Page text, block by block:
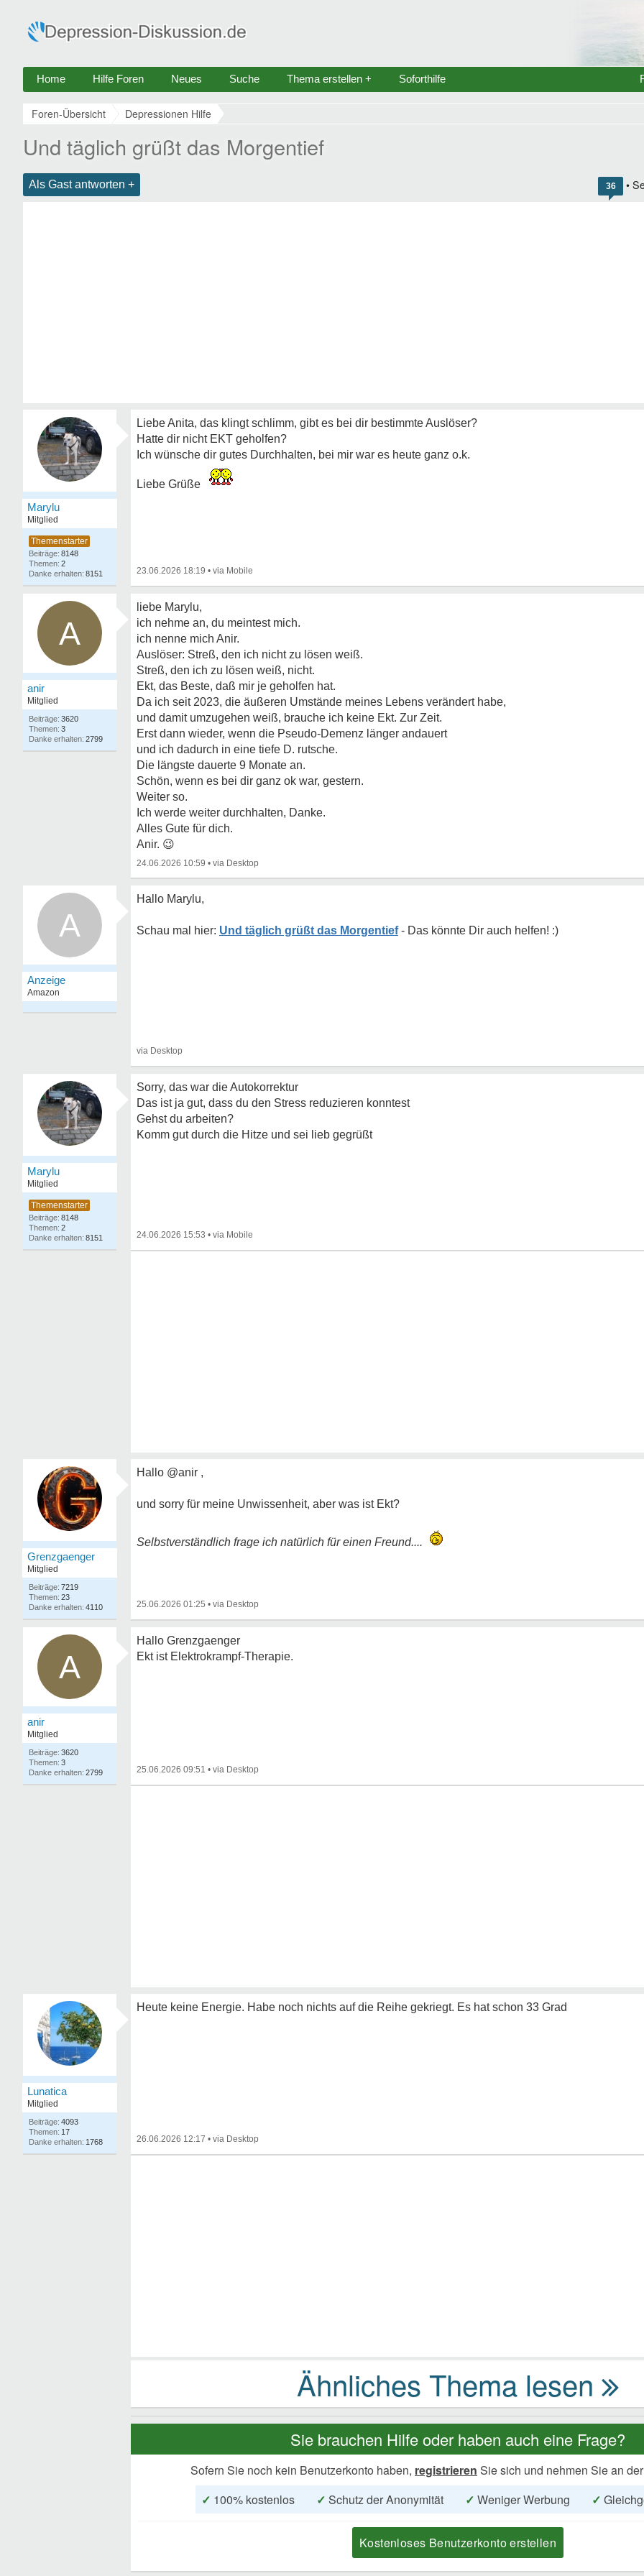
Home Hilfe Foren Neues Suche Thema erstellen + Soforthilfe
Foren-Übersicht Depressionen Hilfe
Und täglich grüßt das Morgentief
Als Gast antworten + 36 •
Marylu
Mitglied
8148
2
8151
Liebe Anita, das klingt schlimm, gibt es bei dir bestimmte Auslöser?
Hatte dir nicht EKT geholfen?
Ich wünsche dir gutes Durchhalten, bei mir war es heute ganz o.k.
Liebe Grüße
23.06.2026 18:19 •
A
anir
Mitglied
3620
3
2799
liebe Marylu,
ich nehme an, du meintest mich.
ich nenne mich Anir.
Auslöser: Streß, den ich nicht zu lösen weiß.
Streß, den ich zu lösen weiß, nicht.
Ekt, das Beste, daß mir je geholfen hat.
Da ich seit 2023, die äußeren Umstände meines Lebens verändert habe,
und damit umzugehen weiß, brauche ich keine Ekt. Zur Zeit.
Erst dann wieder, wenn die Pseudo-Demenz länger andauert
und ich dadurch in eine tiefe D. rutsche.
Die längste dauerte 9 Monate an.
Schön, wenn es bei dir ganz ok war, gestern.
Weiter so.
Ich werde weiter durchhalten, Danke.
Alles Gute für dich.
Anir. 😉
24.06.2026 10:59 •
A
Hallo Marylu,
Und täglich grüßt das Morgentief
Marylu
Mitglied
8148
2
8151
Sorry, das war die Autokorrektur
Das ist ja gut, dass du den Stress reduzieren konntest
Gehst du arbeiten?
Komm gut durch die Hitze und sei lieb gegrüßt
24.06.2026 15:53 •
Grenzgaenger
Mitglied
7219
23
4110
Hallo @anir ,
und sorry für meine Unwissenheit, aber was ist Ekt?
Selbstverständlich frage ich natürlich für einen Freund....
25.06.2026 01:25 •
A
anir
Mitglied
3620
3
2799
Hallo Grenzgaenger
Ekt ist Elektrokrampf-Therapie.
25.06.2026 09:51 •
Lunatica
Mitglied
4093
17
1768
Heute keine Energie. Habe noch nichts auf die Reihe gekriegt. Es hat schon 33 Grad
26.06.2026 12:17 •
Sie brauchen Hilfe oder haben auch eine Frage?
Sofern Sie noch kein Benutzerkonto haben, registrieren Sie sich und nehmen Sie an
✓ 100% kostenlos ✓ Schutz der Anonymität ✓ Weniger Werbung ✓
Kostenloses Benutzerkonto erstellen